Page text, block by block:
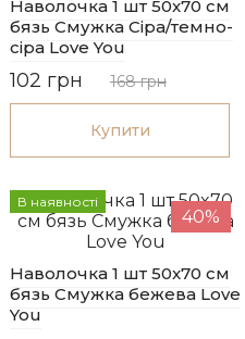
Наволочка 1 шт 50x70 см
бязь Смужка Сіра/темно-
сіра Love You
102 грн 168 грн
Купити
В наявності
40%
Наволочка 1 шт 50x70 см
бязь Смужка бежева Love
You